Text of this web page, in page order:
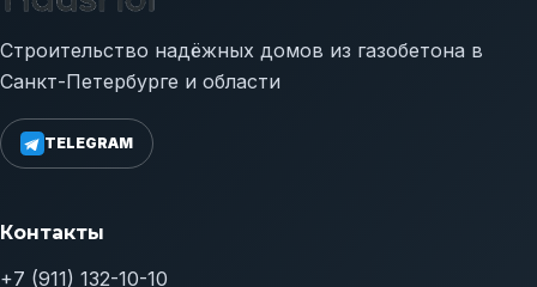
Строительство надёжных домов из газобетона в
Санкт-Петербурге и области
TELEGRAM
Контакты
+7 (911) 132-10-10